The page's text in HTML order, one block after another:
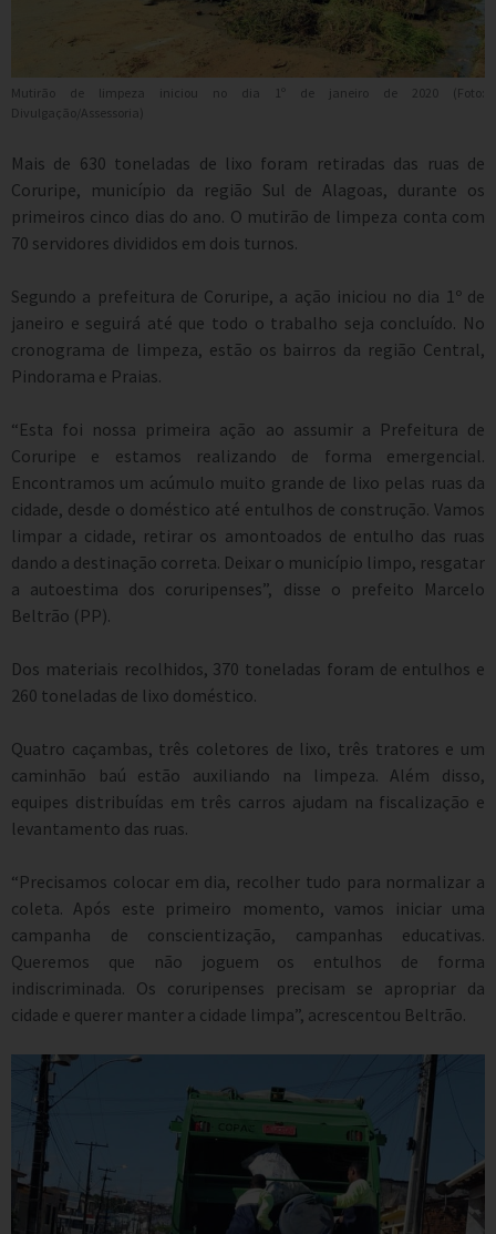
Mutirão de limpeza iniciou no dia 1º de janeiro de 2020 (Foto:
Divulgação/Assessoria)
Mais de 630 toneladas de lixo foram retiradas das ruas de
Coruripe, município da região Sul de Alagoas, durante os
primeiros cinco dias do ano. O mutirão de limpeza conta com
70 servidores divididos em dois turnos.
Segundo a prefeitura de Coruripe, a ação iniciou no dia 1º de
janeiro e seguirá até que todo o trabalho seja concluído. No
cronograma de limpeza, estão os bairros da região Central,
Pindorama e Praias.
“Esta foi nossa primeira ação ao assumir a Prefeitura de
Coruripe e estamos realizando de forma emergencial.
Encontramos um acúmulo muito grande de lixo pelas ruas da
cidade, desde o doméstico até entulhos de construção. Vamos
limpar a cidade, retirar os amontoados de entulho das ruas
dando a destinação correta. Deixar o município limpo, resgatar
a autoestima dos coruripenses”, disse o prefeito Marcelo
Beltrão (PP).
Dos materiais recolhidos, 370 toneladas foram de entulhos e
260 toneladas de lixo doméstico.
Quatro caçambas, três coletores de lixo, três tratores e um
caminhão baú estão auxiliando na limpeza. Além disso,
equipes distribuídas em três carros ajudam na fiscalização e
levantamento das ruas.
“Precisamos colocar em dia, recolher tudo para normalizar a
coleta. Após este primeiro momento, vamos iniciar uma
campanha de conscientização, campanhas educativas.
Queremos que não joguem os entulhos de forma
indiscriminada. Os coruripenses precisam se apropriar da
cidade e querer manter a cidade limpa”, acrescentou Beltrão.